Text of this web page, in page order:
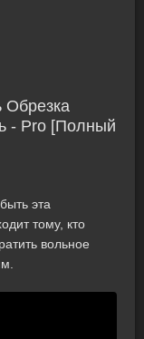
Обрезка
- Pro [Полный
эта
тому, кто
вольное